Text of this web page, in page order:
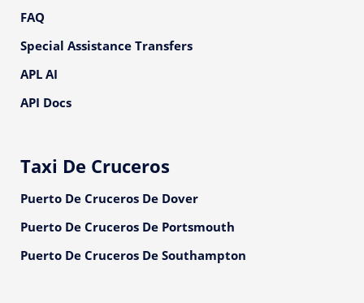
FAQ
Special Assistance Transfers
APL AI
API Docs
Taxi De Cruceros
Puerto De Cruceros De Dover
Puerto De Cruceros De Portsmouth
Puerto De Cruceros De Southampton